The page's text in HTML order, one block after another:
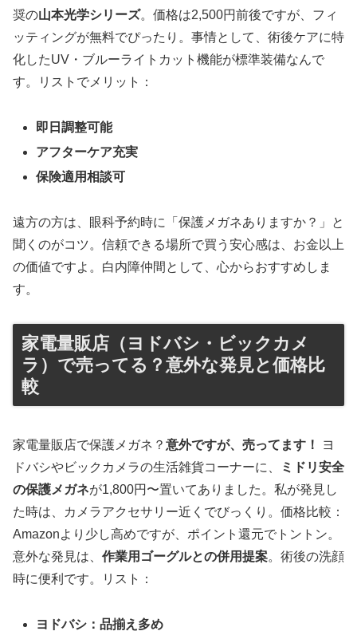
奨の山本光学シリーズ。価格は2,500円前後ですが、フィ
ッティングが無料でぴったり。事情として、術後ケアに特
化したUV・ブルーライトカット機能が標準装備なんで
す。リストでメリット：
即日調整可能
アフターケア充実
保険適用相談可
遠方の方は、眼科予約時に「保護メガネありますか？」と
聞くのがコツ。信頼できる場所で買う安心感は、お金以上
の価値ですよ。白内障仲間として、心からおすすめしま
す。
家電量販店（ヨドバシ・ビックカメ
ラ）で売ってる？意外な発見と価格比
較
家電量販店で保護メガネ？ 意外ですが、売ってます！
ヨ
ドバシやビックカメラの生活雑貨コーナーに、
ミドリ安全
の保護メガネが1,800円〜置いてありました。私が発見し
た時は、カメラアクセサリー近くでびっくり。価格比較：
Amazonより少し高めですが、ポイント還元でトントン。
意外な発見は、 作業用ゴーグルとの併用提案。術後の洗顔
時に便利です。リスト：
ヨドバシ：品揃え多め